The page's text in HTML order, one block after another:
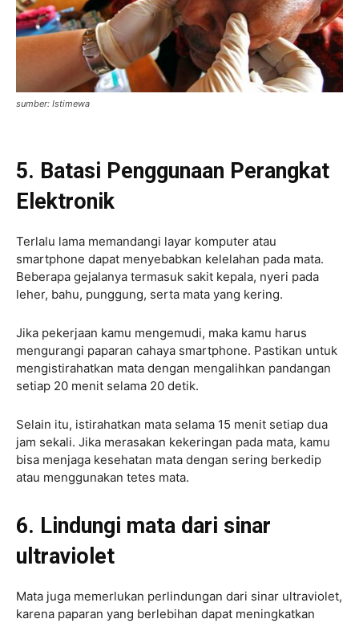
sumber: Istimewa
5. Batasi Penggunaan Perangkat
Elektronik
Terlalu lama memandangi layar komputer atau
smartphone dapat menyebabkan kelelahan pada mata.
Beberapa gejalanya termasuk sakit kepala, nyeri pada
leher, bahu, punggung, serta mata yang kering.
Jika pekerjaan kamu mengemudi, maka kamu harus
mengurangi paparan cahaya smartphone. Pastikan untuk
mengistirahatkan mata dengan mengalihkan pandangan
setiap 20 menit selama 20 detik.
Selain itu, istirahatkan mata selama 15 menit setiap dua
jam sekali. Jika merasakan kekeringan pada mata, kamu
bisa menjaga kesehatan mata dengan sering berkedip
atau menggunakan tetes mata.
6. Lindungi mata dari sinar
ultraviolet
Mata juga memerlukan perlindungan dari sinar ultraviolet,
karena paparan yang berlebihan dapat meningkatkan